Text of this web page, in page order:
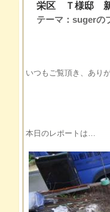
栄区 Ｔ様邸 新
テーマ： sugerの
いつもご覧頂き、あり
本日のレポートは…